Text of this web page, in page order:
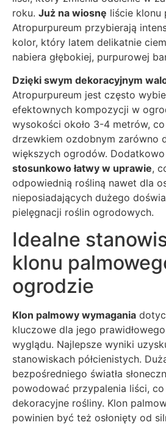
roku. Już na wiosnę liście klonu
Atropurpureum przybierają
kolor, który latem delikatnie
nabiera głębokiej, purpurowej
Dzięki swym dekoracyjnym
Atropurpureum jest często
efektownych kompozycji w
wysokości około 3-4 metrów,
drzewkiem ozdobnym zarówno
większych ogrodów.
stosunkowo łatwy w uprawie,
odpowiednią rośliną nawet dla
nieposiadających dużego
pielęgnacji roślin ogrodowych.
Idealne
klonu
ogrodzie
Klon palmowy wymagania
kluczowe dla jego
wyglądu. Najlepsze wyniki
stanowiskach półcienistych.
bezpośredniego światła
powodować przypalenia liści,
dekoracyjne rośliny. Klon
powinien być też osłonięty od